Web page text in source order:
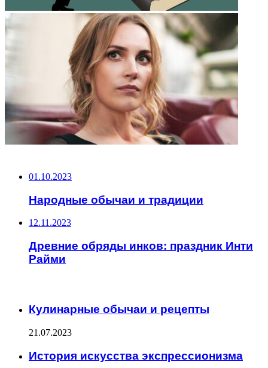
01.10.2023
Народные обычаи и традиции
12.11.2023
Древние обряды инков: праздник Инти
Райми
Кулинарные обычаи и рецепты
21.07.2023
История искусства экспрессионизма